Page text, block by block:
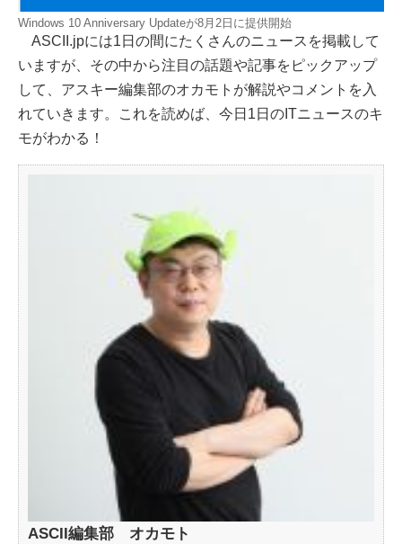
Windows 10 Anniversary Updateが8月2日に提供開始
ASCII.jpには1日の間にたくさんのニュースを掲載して
いますが、その中から注目の話題や記事をピックアップ
して、アスキー編集部のオカモトが解説やコメントを入
れていきます。これを読めば、今日1日のITニュースのキ
モがわかる！
ASCII編集部 オカモト